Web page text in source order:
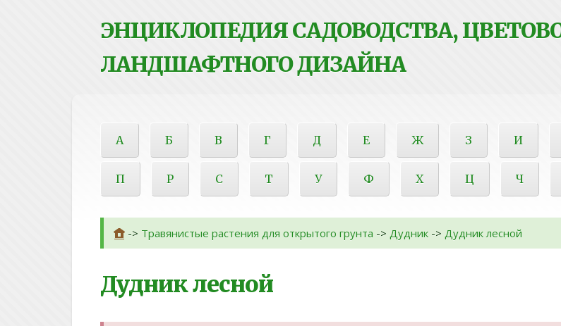
ЭНЦИКЛОПЕДИЯ САДОВОДСТВА,
ЛАНДШАФТНОГО ДИЗАЙНА
А Б В Г Д Е Ж З И
П Р С Т У Ф Х Ц Ч
-> Травянистые растения для открытого грунта -> Дудник -> Дудник лесной
Дудник лесной